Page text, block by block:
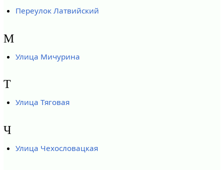
Переулок Латвийский
М
Улица Мичурина
Т
Улица Тяговая
Ч
Улица Чехословацкая